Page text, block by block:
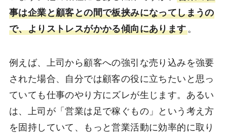
事は企業と顧客との間で板挟みになってしまうの
で、よりストレスがかかる傾向にあります。
例えば、上司から顧客への強引な売り込みを強要
された場合、自分では顧客の役に立ちたいと思っ
ていても仕事のやり方にズレが生じます。あるい
は、上司が「営業は足で稼ぐもの」という考え方
を固持していて、もっと営業活動に効率的に取り